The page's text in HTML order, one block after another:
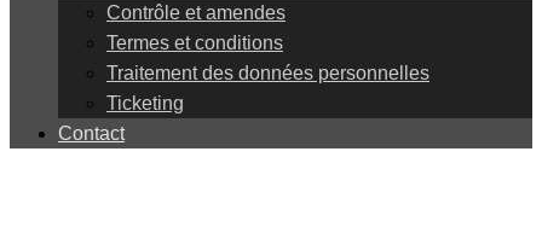
Contrôle et amendes
Termes et conditions
Traitement des données personnelles
Ticketing
Contact